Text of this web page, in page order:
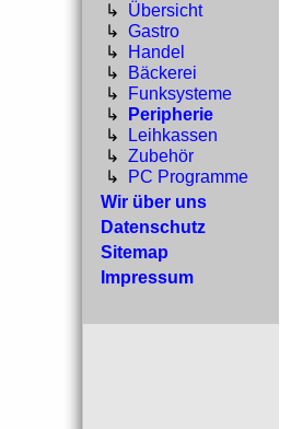
↳ Übersicht
↳ Gastro
↳
Handel
↳
Bäckerei
↳
Funksysteme
↳
Peripherie
↳
Leihkassen
↳ Zubehör
↳
PC Programme
Wir über uns
Datenschutz
Sitemap
Impressum